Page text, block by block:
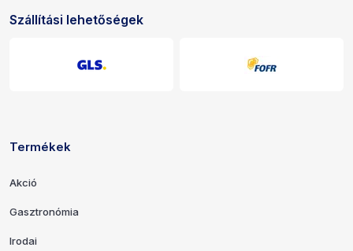
Szállítási lehetőségek
Hivatkozások és elérhetőségek
Termékek
Akció
Gasztronómia
Irodai